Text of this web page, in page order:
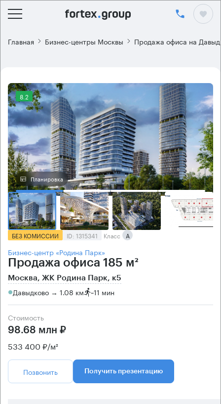
Главная Бизнес-центры Москвы Продажа офиса на
8.2
Планировка
БЕЗ КОМИССИИ ID: 1315341 Класс А
Бизнес-центр «Родина Парк»
Продажа офиса 185 м²
Москва, ЖК Родина Парк, к5
Давыдково → 1.08 км ~11 мин
Стоимость
98.68 млн ₽
533 400 ₽/м²
Позвонить Получить презентацию